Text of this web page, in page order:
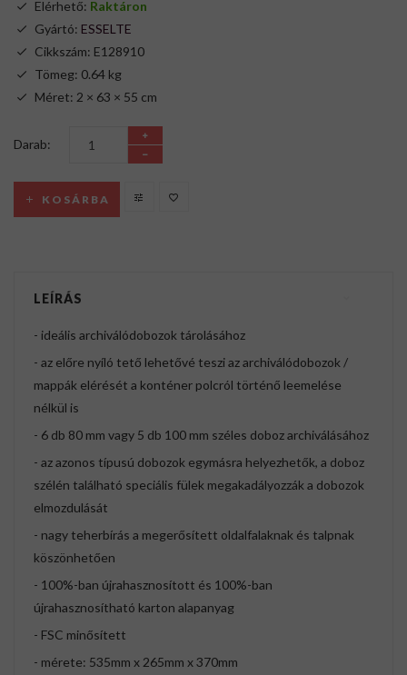
Elérhető: Raktáron
Gyártó: ESSELTE
Cikkszám: E128910
Tömeg: 0.64 kg
Méret: 2 × 63 × 55 cm
Darab:
KOSÁRBA
LEÍRÁS
- ideális archiválódobozok tárolásához
- az előre nyíló tető lehetővé teszi az archiválódobozok /
mappák elérését a konténer polcról történő leemelése
nélkül is
- 6 db 80 mm vagy 5 db 100 mm széles doboz archiválásához
- az azonos típusú dobozok egymásra helyezhetők, a doboz
szélén található speciális fülek megakadályozzák a dobozok
elmozdulását
- nagy teherbírás a megerősített oldalfalaknak és talpnak
köszönhetően
- 100%-ban újrahasznosított és 100%-ban
újrahasznosítható karton alapanyag
- FSC minősített
- mérete: 535mm x 265mm x 370mm